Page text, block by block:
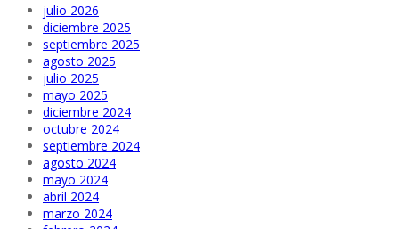
julio 2026
diciembre 2025
septiembre 2025
agosto 2025
julio 2025
mayo 2025
diciembre 2024
octubre 2024
septiembre 2024
agosto 2024
mayo 2024
abril 2024
marzo 2024